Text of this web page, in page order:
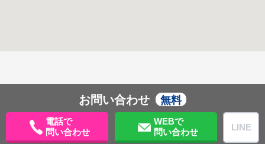
お問い合わせ 無料
電話で
問い合わせ
WEBで
問い合わせ
LINE